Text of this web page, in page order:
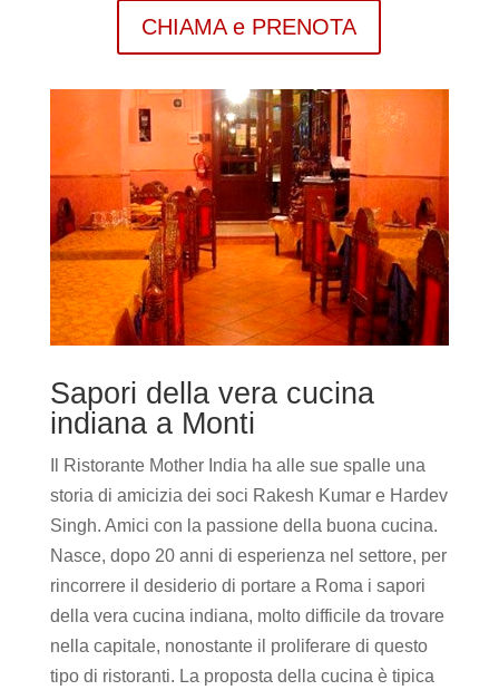
CHIAMA e PRENOTA
Sapori della vera cucina
indiana a Monti
Il Ristorante Mother India ha alle sue spalle una
storia di amicizia dei soci Rakesh Kumar e Hardev
Singh. Amici con la passione della buona cucina.
Nasce, dopo 20 anni di esperienza nel settore, per
rincorrere il desiderio di portare a Roma i sapori
della vera cucina indiana, molto difficile da trovare
nella capitale, nonostante il proliferare di questo
tipo di ristoranti. La proposta della cucina è tipica